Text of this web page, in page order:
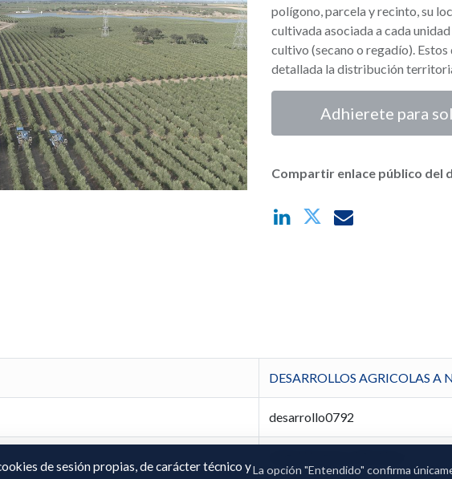
polígono, parcela y recinto, su
cultivada asociada a cada
cultivo (secano o regadío).
detallada la distribución
Adhierete para
Compartir enlace público del
DESARROLLOS AGRICOLAS A
desarrollo0792
de sesión propias, de carácter técnico yLa opción "Entendido" confirma